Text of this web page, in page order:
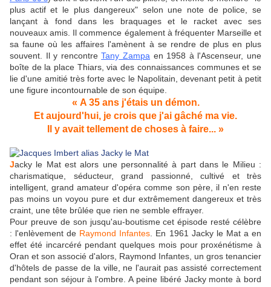
plus actif et le plus dangereux" selon une note de police, se
lançant à fond dans les braquages et le racket avec ses
nouveaux amis. Il commence également à fréquenter Marseille et
sa faune où les affaires l'amènent à se rendre de plus en plus
souvent. Il y rencontreTany Zampa en 1958 à l'Ascenseur, une
boîte de la place Thiars, via des connaissances communes et se
lie d'une amitié très forte avec le Napolitain, devenant petit à petit
une figure incontournable de son équipe.
« A 35 ans j'étais un démon.
Et aujourd'hui, je crois que j'ai gâché ma vie.
Il y avait tellement de choses à faire... »
Jacky le Mat est alors une personnalité à part dans le Milieu :
charismatique, séducteur, grand passionné, cultivé et très
intelligent, grand amateur d'opéra comme son père, il n'en reste
pas moins un voyou pure et dur extrêmement dangereux et très
craint, une tête brûlée que rien ne semble effrayer.
Pour preuve de son jusqu'au-boutisme cet épisode resté célèbre
: l'enlèvement de Raymond Infantes . En 1961 Jacky le Mat a en
effet été incarcéré pendant quelques mois pour proxénétisme à
Oran et son associé d'alors, Raymond Infantes, un gros tenancier
d'hôtels de passe de la ville, ne l'aurait pas assisté correctement
pendant son séjour à l'ombre. A peine libéré Jacky monte à bord